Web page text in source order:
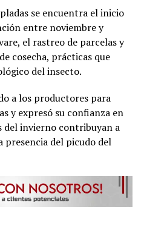
se encuentra el inicio
entre noviembre y
el rastreo de parcelas y
cosecha, prácticas que
del insecto.
a los productores para
y expresó su confianza en
del invierno contribuyan a
del picudo del